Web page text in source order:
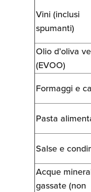
Vini (inclusi
spumanti)
Olio d’oliva
(EVOO)
Formaggi e
Pasta
Salse e
Acque
gassate (non